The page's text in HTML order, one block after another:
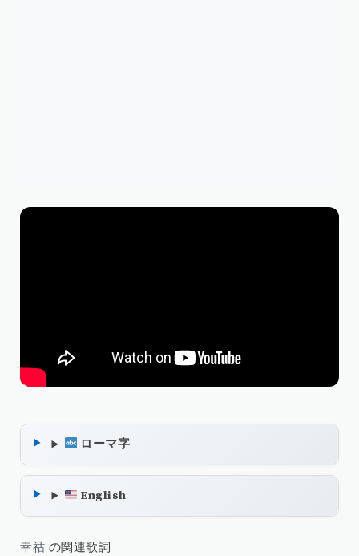
ローマ字
English
幸祜 の関連歌詞